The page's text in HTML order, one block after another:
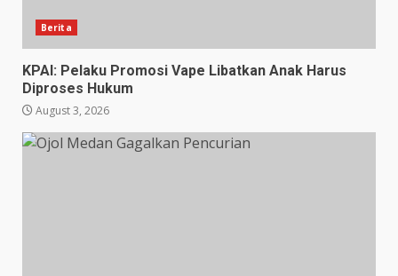
Berita
KPAI: Pelaku Promosi Vape Libatkan Anak Harus
Diproses Hukum
August 3, 2026